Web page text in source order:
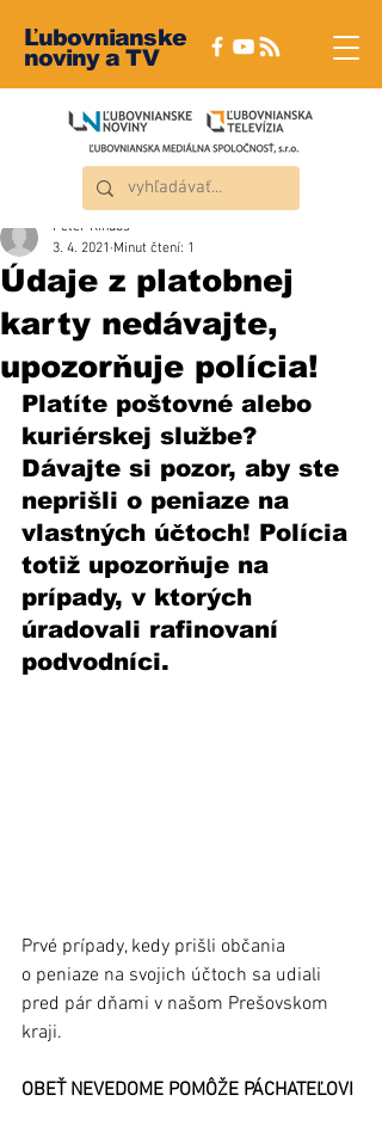
Ľubovnianske
noviny a TV
Údaje z platobnej
karty nedávajte,
upozorňuje polícia!
Peter Rindoš
3. 4. 2021 Minut čtení: 1
Platíte poštovné alebo
kuriérskej službe?
Dávajte si pozor, aby ste
neprišli o peniaze na
vlastných účtoch! Polícia
totiž upozorňuje na
prípady, v ktorých
úradovali rafinovaní
podvodníci.
Prvé prípady, kedy prišli občania
o peniaze na svojich účtoch sa udiali
pred pár dňami v našom Prešovskom
kraji.
OBEŤ NEVEDOME POMÔŽE PÁCHATEĽOVI